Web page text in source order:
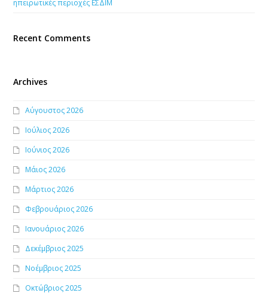
ηπειρωτικές περιοχές ΕΣΔΙΜ
Recent Comments
Archives
Αύγουστος 2026
Ιούλιος 2026
Ιούνιος 2026
Μάιος 2026
Μάρτιος 2026
Φεβρουάριος 2026
Ιανουάριος 2026
Δεκέμβριος 2025
Νοέμβριος 2025
Οκτώβριος 2025